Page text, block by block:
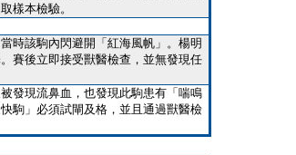
樣本檢驗。
時該駒內閃避開「紅海風帆」。楊明
賽後立即接受獸醫檢查，並無發現任
發現流鼻血，也發現此駒患有「喘鳴
駒」必須試閘及格，並且通過獸醫檢